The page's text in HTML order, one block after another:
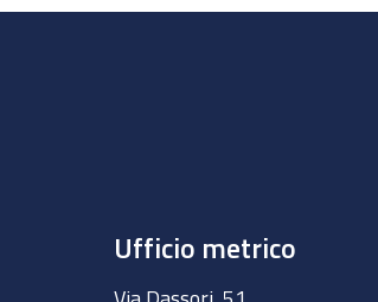
Ufficio metrico
Via Dassori, 51